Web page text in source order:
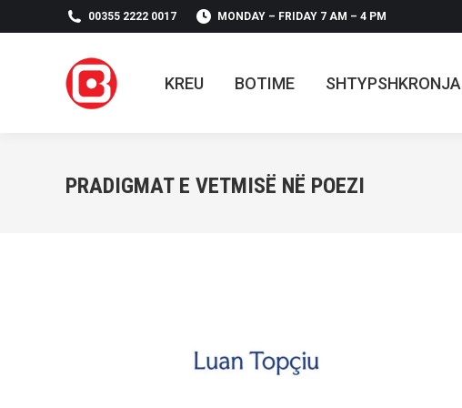
00355 2222 0017 MONDAY – FRIDAY 7 AM – 4 PM
KREU BOTIME SHTYPSHKRONJA
PRADIGMAT E VETMISË NË POEZI
KREU BOTIME SHTYPSHKRONJA